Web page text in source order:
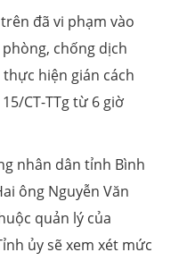
đã vi phạm vào
chống dịch
hiện gián cách
CT-TTg từ 6 giờ
nhân dân tỉnh Bình
ông Nguyễn Văn
quản lý của
ủy sẽ xem xét mức